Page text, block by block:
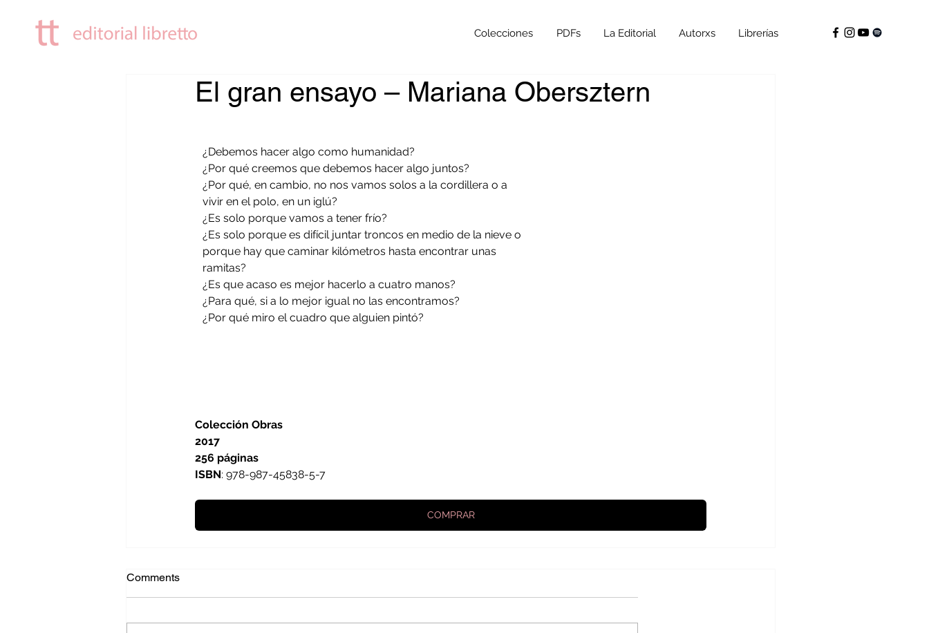
Colecciones PDFs La Editorial Autorxs Librerías
El gran ensayo – Mariana Obersztern
¿Debemos hacer algo como humanidad?
¿Por qué creemos que debemos hacer algo juntos?
¿Por qué, en cambio, no nos vamos solos a la cordillera o a
vivir en el polo, en un iglú?
¿Es solo porque vamos a tener frío?
¿Es solo porque es difícil juntar troncos en medio de la nieve o
porque hay que caminar kilómetros hasta encontrar unas
ramitas?
¿Es que acaso es mejor hacerlo a cuatro manos?
¿Para qué, si a lo mejor igual no las encontramos?
¿Por qué miro el cuadro que alguien pintó?
Colección Obras
2017
256 páginas
ISBN: 978-987-45838-5-7
COMPRAR
Comments